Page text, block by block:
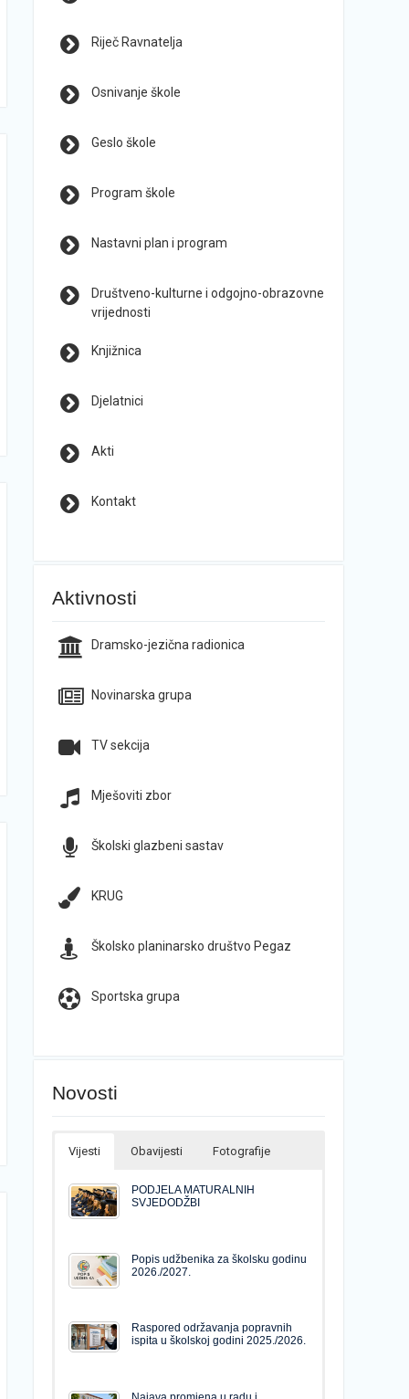
Riječ Ravnatelja
Osnivanje škole
Geslo škole
Program škole
Nastavni plan i program
Društveno-kulturne i odgojno-obrazovne
vrijednosti
Knjižnica
Djelatnici
Akti
Kontakt
Aktivnosti
Dramsko-jezična radionica
Novinarska grupa
TV sekcija
Mješoviti zbor
Školski glazbeni sastav
KRUG
Školsko planinarsko društvo Pegaz
Sportska grupa
Novosti
Vijesti Obavijesti Fotografije
PODJELA MATURALNIH
SVJEDODŽBI
Popis udžbenika za školsku godinu
2026./2027.
Raspored održavanja popravnih
ispita u školskoj godini 2025./2026.
Najava promjena u radu i